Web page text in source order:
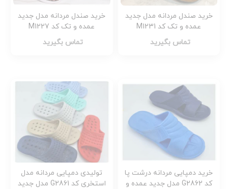
خرید صندل مردانه مدل جدید
عمده و تک کد M1231
تماس بگیرید
خرید صندل مردانه مدل جدید
عمده و تک کد M1227
تماس بگیرید
خرید دمپایی مردانه درشت پا
کد G2862 مدل جدید عمده و
تولیدی دمپایی مردانه مدل
استخری کد G2861 مدل جدید